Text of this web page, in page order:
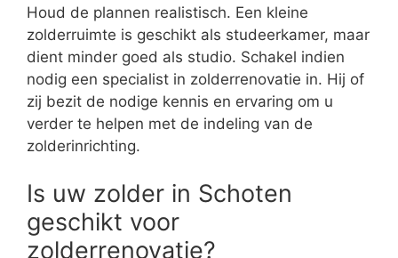
Houd de plannen realistisch. Een kleine
zolderruimte is geschikt als studeerkamer, maar
dient minder goed als studio. Schakel indien
nodig een specialist in zolderrenovatie in. Hij of
zij bezit de nodige kennis en ervaring om u
verder te helpen met de indeling van de
zolderinrichting.
Is uw zolder in Schoten
geschikt voor
zolderrenovatie?